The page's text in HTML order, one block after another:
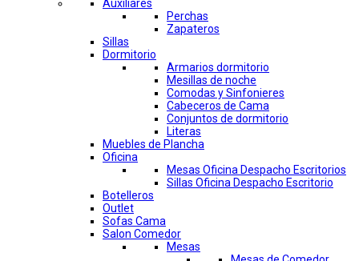
Auxiliares
Perchas
Zapateros
Sillas
Dormitorio
Armarios dormitorio
Mesillas de noche
Comodas y Sinfonieres
Cabeceros de Cama
Conjuntos de dormitorio
Literas
Muebles de Plancha
Oficina
Mesas Oficina Despacho Escritorios
Sillas Oficina Despacho Escritorio
Botelleros
Outlet
Sofas Cama
Salon Comedor
Mesas